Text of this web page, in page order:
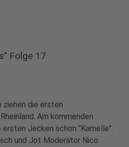
Folge 17
ziehen die ersten
Am kommenden
Jecken schon "Kamelle".
und Jot Moderator Nico